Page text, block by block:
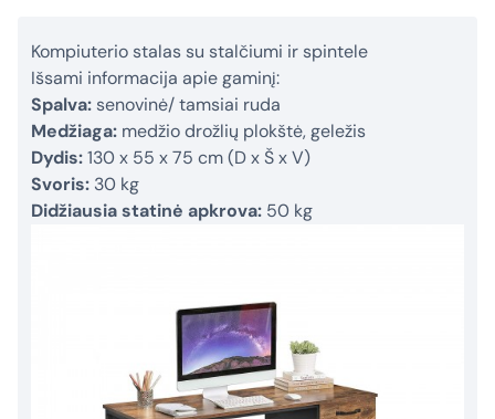
Kompiuterio stalas su stalčiumi ir spintele
Išsami informacija apie gaminį:
Spalva: senovinė/ tamsiai ruda
Medžiaga: medžio drožlių plokštė, geležis
Dydis:130 x 55 x 75 cm (D x Š x V)
Svoris: 30 kg
Didžiausia statinė apkrova: 50 kg